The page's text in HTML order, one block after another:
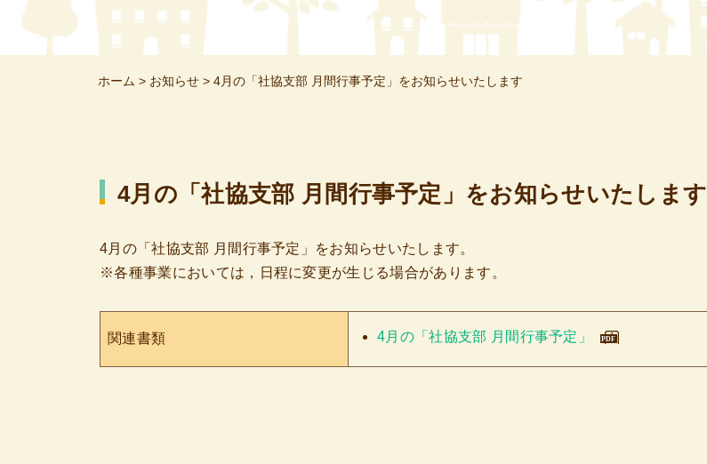
ホーム > お知らせ > 4月の「社協支部 月間行事予定」をお知らせいたします
4月の「社協支部 月間行事予定」をお知らせいたします
4月の「社協支部 月間行事予定」をお知らせいたします。
※各種事業においては，日程に変更が生じる場合があります。
関連書類 4月の「社協支部 月間行事予定」